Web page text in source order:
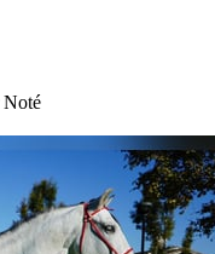
Noté